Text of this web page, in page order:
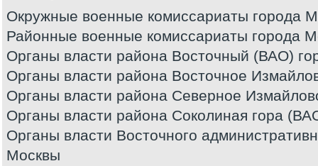
Окружные военные комиссариаты города
Районные военные комиссариаты города
Органы власти района Восточный (ВАО)
Органы власти района Восточное
Органы власти района Северное
Органы власти района Соколиная гора
Органы власти Восточного
Москвы